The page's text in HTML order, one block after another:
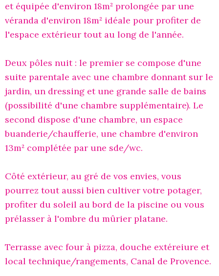
et équipée d'environ 18m² prolongée par une
véranda d'environ 18m² idéale pour profiter de
l'espace extérieur tout au long de l'année.
Deux pôles nuit : le premier se compose d'une
suite parentale avec une chambre donnant sur le
jardin, un dressing et une grande salle de bains
(possibilité d'une chambre supplémentaire). Le
second dispose d'une chambre, un espace
buanderie/chaufferie, une chambre d'environ
13m² complétée par une sde/wc.
Côté extérieur, au gré de vos envies, vous
pourrez tout aussi bien cultiver votre potager,
profiter du soleil au bord de la piscine ou vous
prélasser à l'ombre du mûrier platane.
Terrasse avec four à pizza, douche extéreiure et
local technique/rangements, Canal de Provence.